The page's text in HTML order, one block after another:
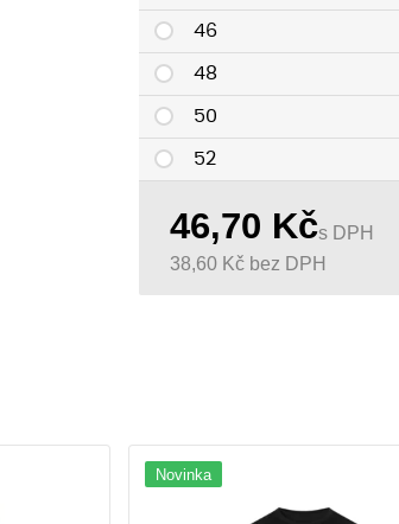
46
48
50
52
56
46,70 Kčs DPH
38,60 Kč bez DPH
Novinka